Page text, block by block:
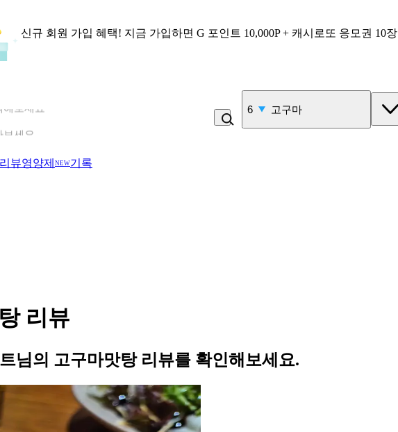
신규 회원 가입 혜택! 지금 가입하면 G 포인트 10,000P + 캐시로또 응모권 10장
7 고100 촉촉 고구마 스틱
뷰영양제 NEW기록
리뷰
님의 고구마맛탕 리뷰를 확인해보세요.